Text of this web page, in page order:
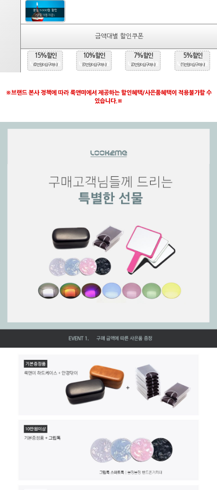
생일 5000원 할인
(당일자동지급)
금액대별 할인쿠폰
15%할인
(40만원 이상 구매시)
10%할인
(30만원 이상 구매시)
7%할인
(20만원 이상 구매시)
5%할인
(15만원 이상 구매시)
※브랜드 본사 정책에 따라 룩앤미에서 제공하는 할인혜택/사은품혜택이 적용불가할 수
있습니다.※